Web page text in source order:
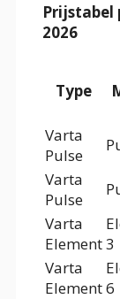
Prijstabel
2026
Type
Varta
Pulse
Varta
Pulse
Varta
Element3
Varta
Element6